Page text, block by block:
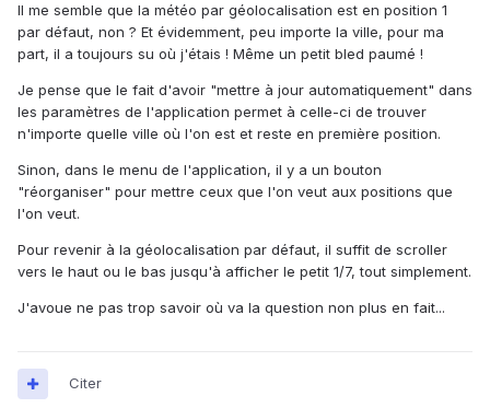
Il me semble que la météo par géolocalisation est en position 1
par défaut, non ? Et évidemment, peu importe la ville, pour ma
part, il a toujours su où j'étais ! Même un petit bled paumé !
Je pense que le fait d'avoir "mettre à jour automatiquement" dans
les paramètres de l'application permet à celle-ci de trouver
n'importe quelle ville où l'on est et reste en première position.
Sinon, dans le menu de l'application, il y a un bouton
"réorganiser" pour mettre ceux que l'on veut aux positions que
l'on veut.
Pour revenir à la géolocalisation par défaut, il suffit de scroller
vers le haut ou le bas jusqu'à afficher le petit 1/7, tout simplement.
J'avoue ne pas trop savoir où va la question non plus en fait...
Citer